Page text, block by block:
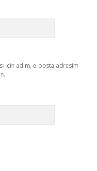
için adım, e-posta adresim